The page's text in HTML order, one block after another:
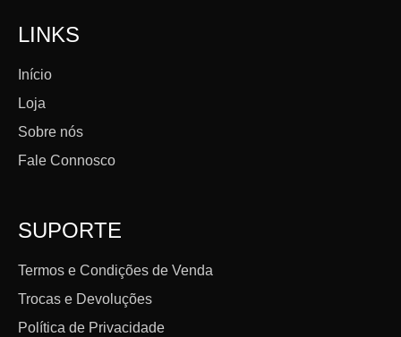
LINKS
Início
Loja
Sobre nós
Fale Connosco
SUPORTE
Termos e Condições de Venda
Trocas e Devoluções
Política de Privacidade